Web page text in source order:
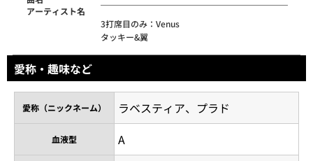
アーティスト名
3打席目のみ：Venus
タッキー&翼
愛称・趣味など
愛称（ニックネーム） ラベスティア、プラド
血液型 A